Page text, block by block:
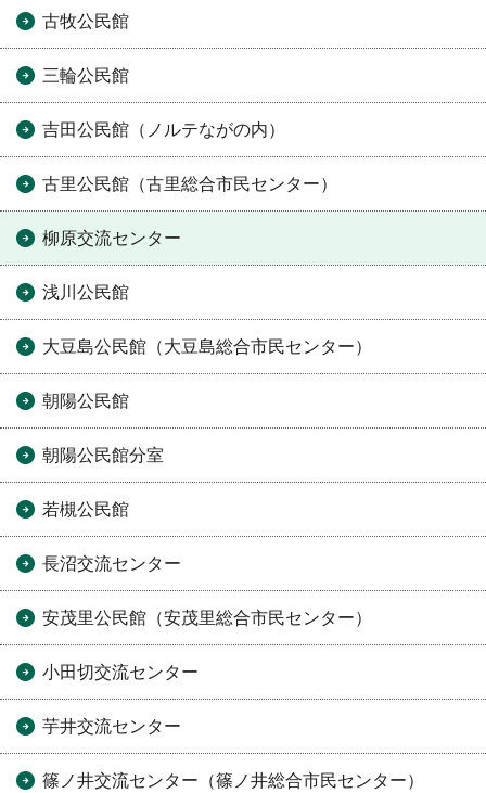
古牧公民館
三輪公民館
吉田公民館（ノルテながの内）
古里公民館（古里総合市民センター）
柳原交流センター
浅川公民館
大豆島公民館（大豆島総合市民センター）
朝陽公民館
朝陽公民館分室
若槻公民館
長沼交流センター
安茂里公民館（安茂里総合市民センター）
小田切交流センター
芋井交流センター
篠ノ井交流センター（篠ノ井総合市民センター）